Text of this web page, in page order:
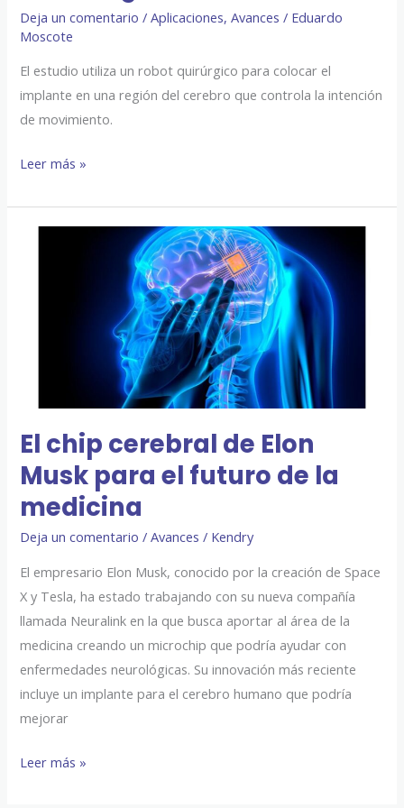
Deja un comentario /Aplicaciones,Avances / Eduardo
Moscote
El estudio utiliza un robot quirúrgico para colocar el
implante en una región del cerebro que controla la intención
de movimiento.
Leer más »
El chip cerebral de Elon
Musk para el futuro de la
medicina
Deja un comentario /Avances / Kendry
El empresario Elon Musk, conocido por la creación de Space
X y Tesla, ha estado trabajando con su nueva compañía
llamada Neuralink en la que busca aportar al área de la
medicina creando un microchip que podría ayudar con
enfermedades neurológicas. Su innovación más reciente
incluye un implante para el cerebro humano que podría
mejorar
futuro
de
la
medicina
Leer más »